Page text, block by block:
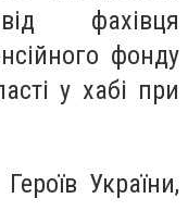
від фахівця
фонду
у хабі при
України,